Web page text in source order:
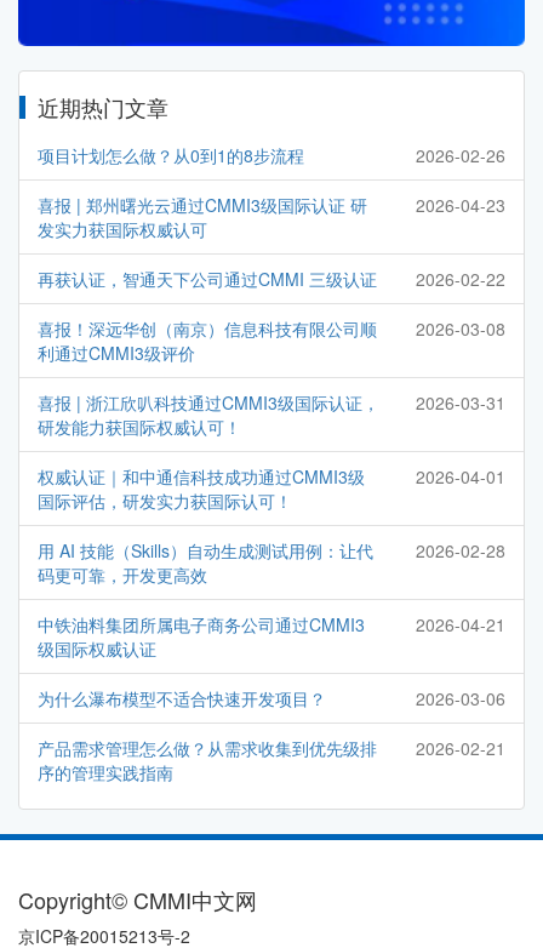
近期热门文章
项目计划怎么做？从0到1的8步流程 2026-02-26
喜报 | 郑州曙光云通过CMMI3级国际认证 研
发实力获国际权威认可
2026-04-23
再获认证，智通天下公司通过CMMI 三级认证 2026-02-22
喜报！深远华创（南京）信息科技有限公司顺
利通过CMMI3级评价
2026-03-08
喜报 | 浙江欣叭科技通过CMMI3级国际认证，
研发能力获国际权威认可！
2026-03-31
权威认证｜和中通信科技成功通过CMMI3级
国际评估，研发实力获国际认可！
2026-04-01
用 AI 技能（Skills）自动生成测试用例：让代
码更可靠，开发更高效
2026-02-28
中铁油料集团所属电子商务公司通过CMMI3
级国际权威认证
2026-04-21
为什么瀑布模型不适合快速开发项目？ 2026-03-06
产品需求管理怎么做？从需求收集到优先级排
序的管理实践指南
2026-02-21
Copyright© CMMI中文网
京ICP备20015213号-2